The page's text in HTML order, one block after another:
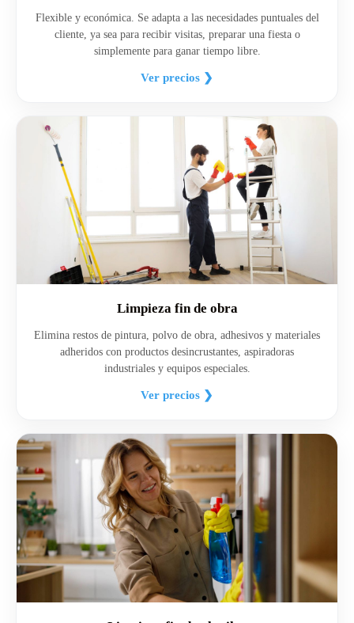
Flexible y económica. Se adapta a las necesidades puntuales del
cliente, ya sea para recibir visitas, preparar una fiesta o
simplemente para ganar tiempo libre.
Ver precios ❯
Limpieza fin de obra
Elimina restos de pintura, polvo de obra, adhesivos y materiales
adheridos con productos desincrustantes, aspiradoras
industriales y equipos especiales.
Ver precios ❯